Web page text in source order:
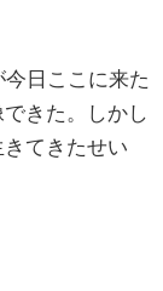
日ここに来た
きた。しかし
てきたせい